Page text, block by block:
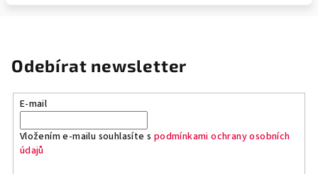
Odebírat newsletter
E-mail
Vložením e-mailu souhlasíte s podmínkami ochrany osobních
údajů